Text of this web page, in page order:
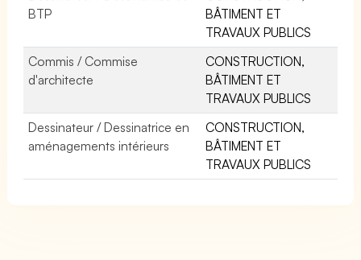
BTP
BÂTIMENT ET
TRAVAUX PUBLICS
Commis / Commise
d'architecte
CONSTRUCTION,
BÂTIMENT ET
TRAVAUX PUBLICS
Dessinateur / Dessinatrice en
aménagements intérieurs
CONSTRUCTION,
BÂTIMENT ET
TRAVAUX PUBLICS